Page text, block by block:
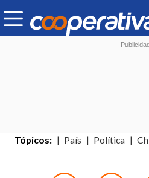
Tópicos: País Política